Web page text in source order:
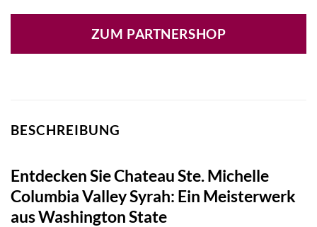
ZUM PARTNERSHOP
BESCHREIBUNG
Entdecken Sie Chateau Ste. Michelle
Columbia Valley Syrah: Ein Meisterwerk
aus Washington State